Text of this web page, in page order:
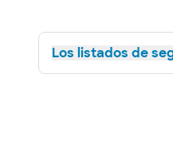
Los listados de